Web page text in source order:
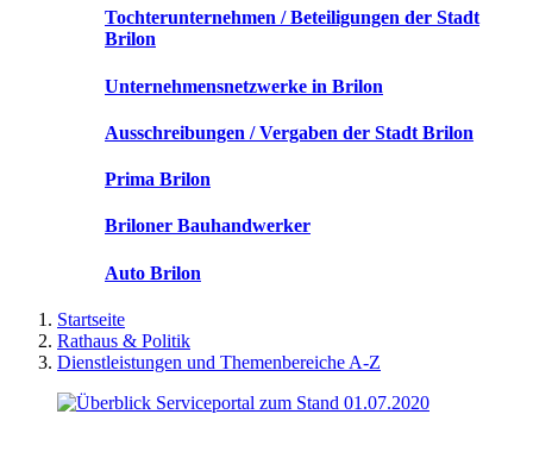
Tochterunternehmen / Beteiligungen der Stadt
Brilon
Unternehmensnetzwerke in Brilon
Ausschreibungen / Vergaben der Stadt Brilon
Prima Brilon
Briloner Bauhandwerker
Auto Brilon
Startseite
Rathaus & Politik
Dienstleistungen und Themenbereiche A-Z